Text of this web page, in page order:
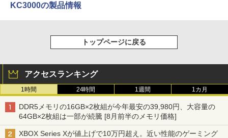
KC3000の製品情報
トップページに戻る
アクセスランキング
1時間 24時間 1週間 1カ月
DDR5メモリの16GB×2枚組が今年最安の39,980円、大容量の
64GB×2枚組は一部が続騰 [8月前半のメモリ価格]
XBOX Series Xが値上げで10万円超え。近い性能のゲーミング